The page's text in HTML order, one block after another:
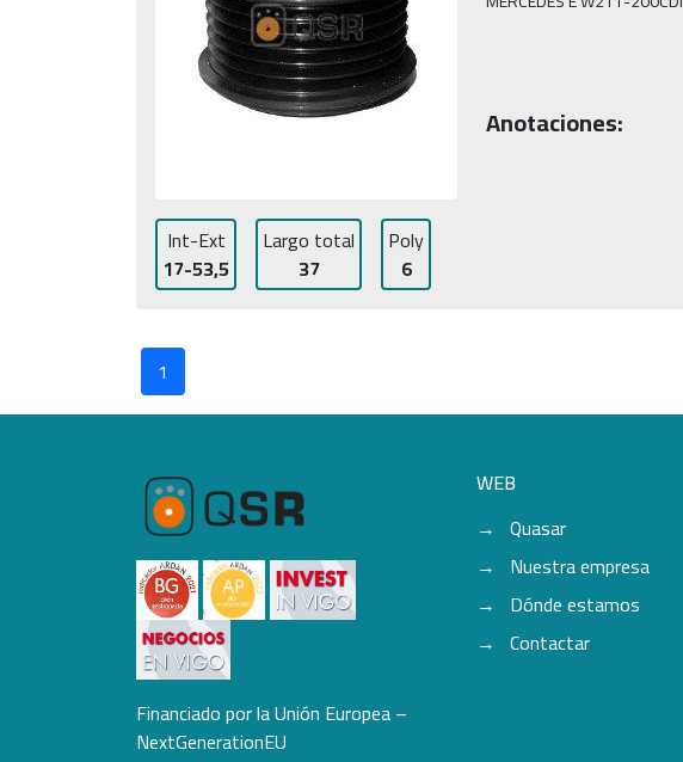
Int-Ext
17-53,5
Largo total
37
Poly
6
Anotaciones:
1
Financiado por la Unión Europea –
NextGenerationEU
WEB
Quasar
Nuestra empresa
Dónde estamos
Contactar